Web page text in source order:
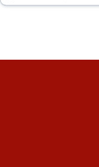
altid til efter